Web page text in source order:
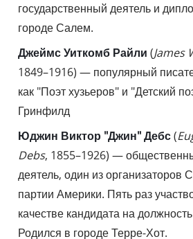
государственный деятель и
городе Салем.
Джеймс Уиткомб Райли (James
1849–1916) — популярный
как "Поэт хузьеров" и "Детский
Гринфилд
Юджин Виктор "Джин" Дебс(
Debs, 1855–1926) —
деятель, один из организаторов
партии Америки. Пять раз
качестве кандидата на должность
Родился в городе Терре-Хот.